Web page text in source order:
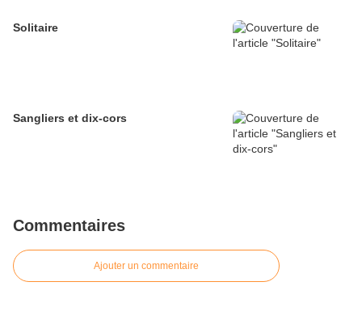
Solitaire
Sangliers et dix-cors
Commentaires
Ajouter un commentaire